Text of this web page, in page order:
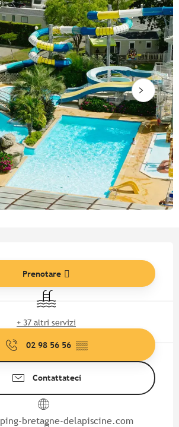
Prenotare
Piscina
+ 37 altri servizi
02 98 56 56 ▒▒
Contattateci
bretagne-delapiscine.com